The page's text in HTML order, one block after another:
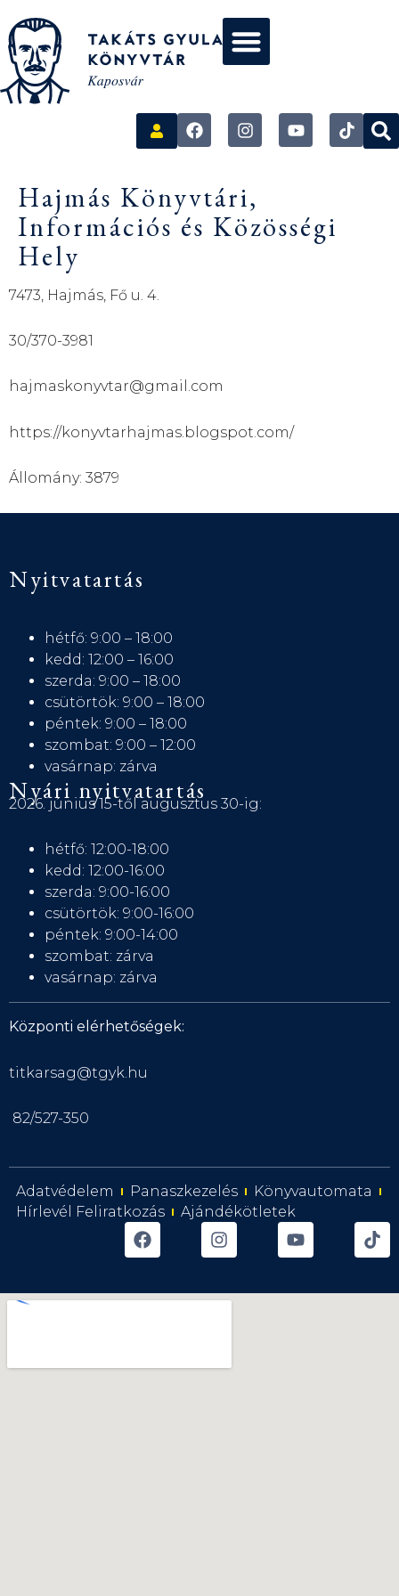
Hajmás Könyvtári,
Információs és Közösségi
Hely
7473, Hajmás, Fő u. 4.
30/370-3981
hajmaskonyvtar@gmail.com
https://konyvtarhajmas.blogspot.com/
Állomány: 3879
Nyitvatartás
hétfő: 9:00 – 18:00
kedd: 12:00 – 16:00
szerda: 9:00 – 18:00
csütörtök: 9:00 – 18:00
péntek: 9:00 – 18:00
szombat: 9:00 – 12:00
vasárnap: zárva
Nyári nyitvatartás
2026. június 15-től augusztus 30-ig:
hétfő: 12:00-18:00
kedd: 12:00-16:00
szerda: 9:00-16:00
csütörtök: 9:00-16:00
péntek: 9:00-14:00
szombat: zárva
vasárnap: zárva
Központi elérhetőségek:
titkarsag@tgyk.hu
82/527-350
Adatvédelem Panaszkezelés
Könyvautomata
Hírlevél Feliratkozás
Ajándékötletek